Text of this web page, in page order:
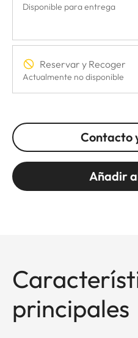
Disponible para entrega
Reservar y Recoger
Actualmente no disponible
Contacto
Añadir
principales